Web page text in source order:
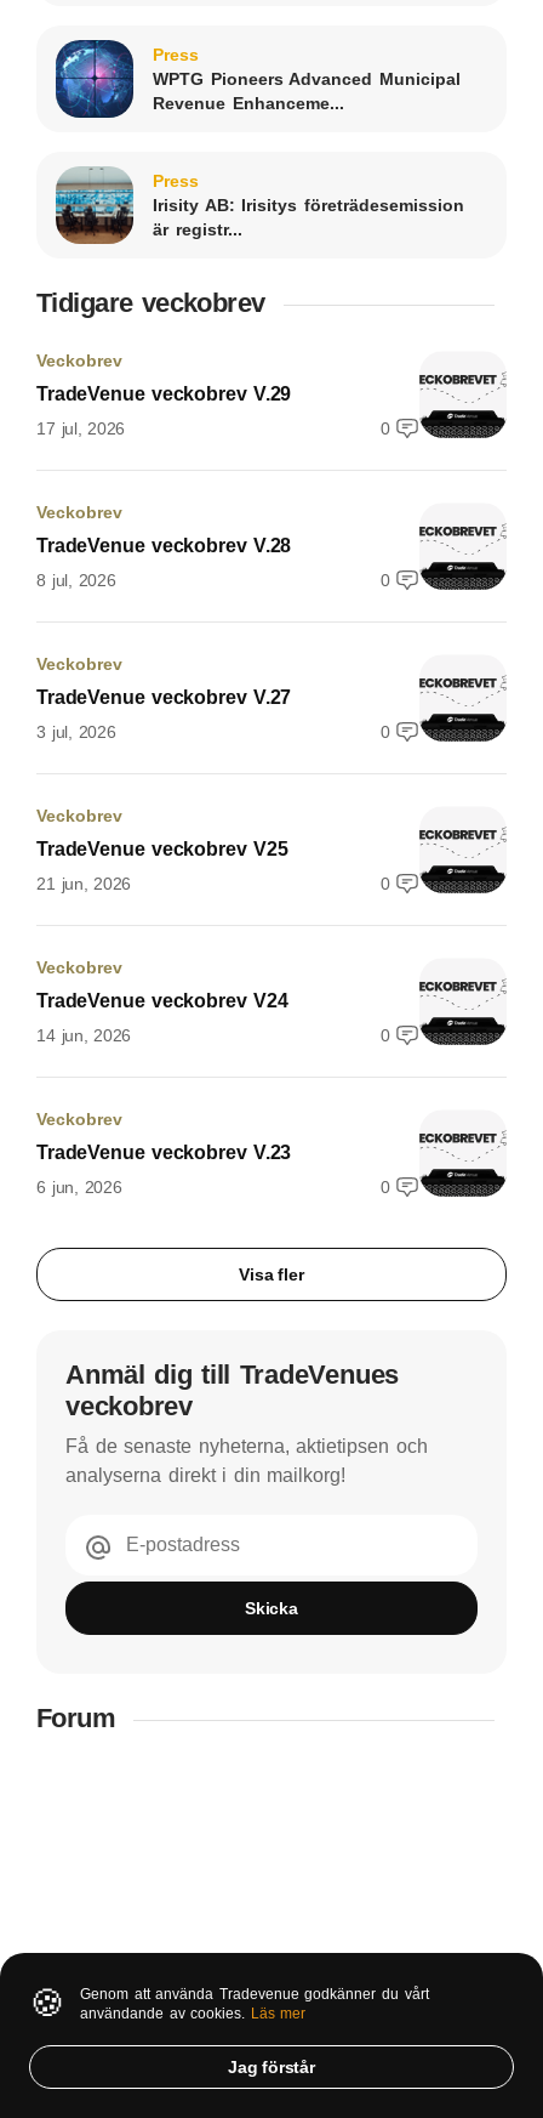
Press
WPTG Pioneers Advanced Municipal
Revenue Enhanceme...
Press
Irisity AB: Irisitys företrädesemission
är registr...
Tidigare veckobrev
Veckobrev
TradeVenue veckobrev V.29
17 jul, 2026 0
Veckobrev
TradeVenue veckobrev V.28
8 jul, 2026 0
Veckobrev
TradeVenue veckobrev V.27
3 jul, 2026 0
Veckobrev
TradeVenue veckobrev V25
21 jun, 2026 0
Veckobrev
TradeVenue veckobrev V24
14 jun, 2026 0
Veckobrev
TradeVenue veckobrev V.23
6 jun, 2026 0
Visa fler
Anmäl dig till TradeVenues
veckobrev
Få de senaste nyheterna, aktietipsen och
analyserna direkt i din mailkorg!
E-postadress
Skicka
Forum
🍪
Genom att använda Tradevenue godkänner du vårt
användande av cookies. Läs mer
Jag förstår